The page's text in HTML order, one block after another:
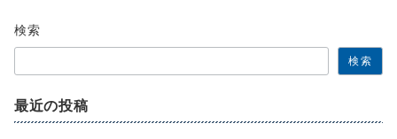
検索
検索
最近の投稿